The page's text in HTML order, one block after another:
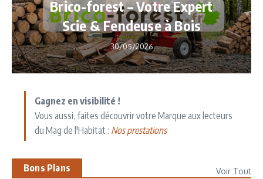
Brico-forest – Votre Expert
Scie & Fendeuse à Bois
30/05/2026
Gagnez en visibilité !
Vous aussi, faites découvrir votre Marque aux lecteurs
du Mag de l'Habitat : Nos prestations
Bons Plans Voir Tout